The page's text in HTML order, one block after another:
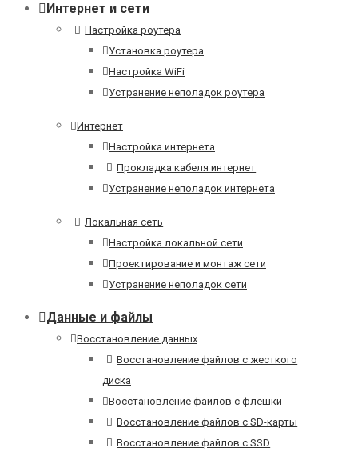
Интернет и сети
Настройка роутера
Установка роутера
Настройка WiFi
Устранение неполадок роутера
Интернет
Настройка интернета
Прокладка кабеля интернет
Устранение неполадок интернета
Локальная сеть
Настройка локальной сети
Проектирование и монтаж сети
Устранение неполадок сети
Данные и файлы
Восстановление данных
Восстановление файлов с жесткого
диска
Восстановление файлов с флешки
Восстановление файлов с SD-карты
Восстановление файлов с SSD